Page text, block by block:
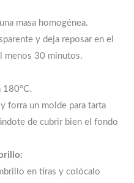
masa homogénea.
y deja reposar en el
menos 30 minutos.
180°C.
forra un molde para tarta
de cubrir bien el fondo
en tiras y colócalo